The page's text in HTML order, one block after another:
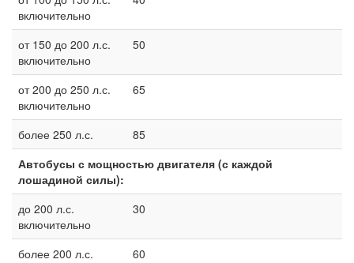
включительно
от 150 до 200 л.с.
включительно
50
от 200 до 250 л.с.
включительно
65
более 250 л.с.
85
Автобусы с мощностью двигателя (с каждой
лошадиной силы):
до 200 л.с.
включительно
30
более 200 л.с. 60